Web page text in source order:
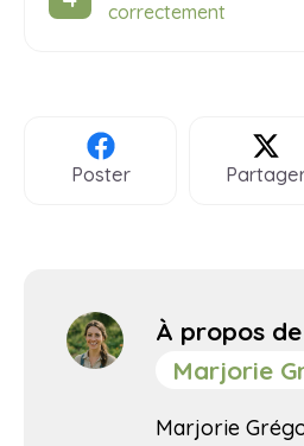
correctement
Poster
À propos
Marjorie
Marjorie